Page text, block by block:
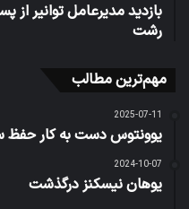
رشت
مهم‌ترین مطالب
2025-07-11
یوونتوس دست به کار حفظ
2024-10-07
یوهان نیسکنز درگذشت